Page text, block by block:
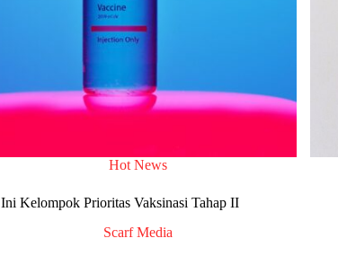
Hot News
Ini Kelompok Prioritas Vaksinasi Tahap II
Scarf Media